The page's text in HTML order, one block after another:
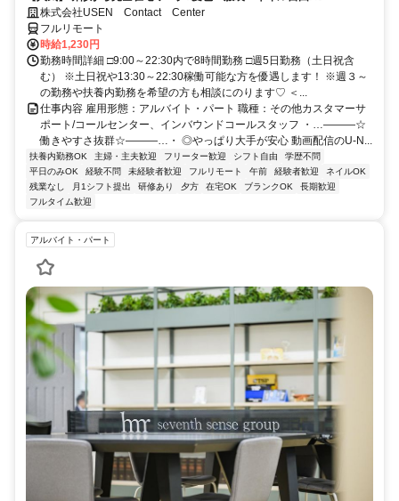
株式会社USEN Contact Center
フルリモート
時給1,230円
勤務時間詳細 □9:00～22:30内で8時間勤務 □週5日勤務（土日祝含
む） ※土日祝や13:30～22:30稼働可能な方を優遇します！ ※週３～
の勤務や扶養内勤務を希望の方も相談にのります♡ ＜...
仕事内容 雇用形態：アルバイト・パート 職種：その他カスタマーサ
ポート/コールセンター、インバウンドコールスタッフ ・…―――☆
働きやすさ抜群☆―――…・ ◎やっぱり大手が安心 動画配信のU-N...
扶養内勤務OK 主婦・主夫歓迎 フリーター歓迎 シフト自由
学歴不問
平日のみOK
経験不問 未経験者歓迎 フルリモート 午前 経験者歓迎
ネイルOK
残業なし
月1シフト提出 研修あり 夕方 在宅OK ブランクOK
長期歓迎
フルタイム歓迎
アルバイト・パート